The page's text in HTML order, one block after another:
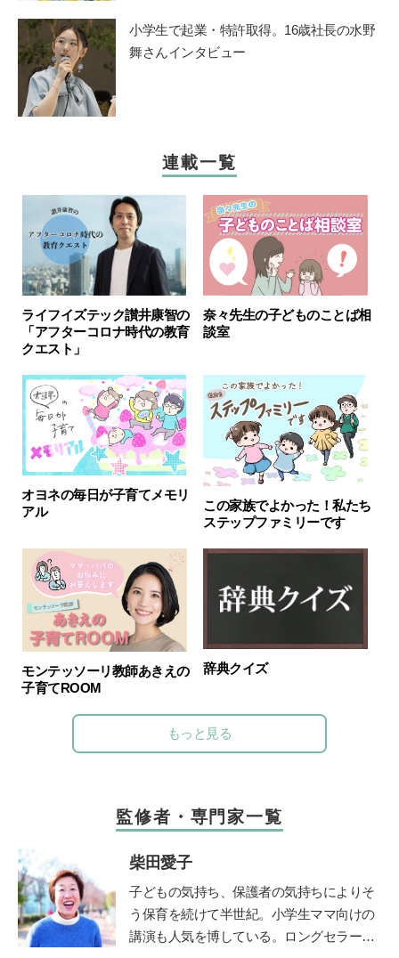
小学生で起業・特許取得。16歳社長の水野
舞さんインタビュー
連載一覧
ライフイズテック讃井康智の
「アフターコロナ時代の教育
クエスト」
奈々先生の子どものことば相
談室
オヨネの毎日が子育てメモリ
アル
この家族でよかった！私たち
ステップファミリーです
モンテッソーリ教師あきえの
子育てROOM
辞典クイズ
もっと見る
監修者・専門家一覧
柴田愛子
子どもの気持ち、保護者の気持ちによりそ
う保育を続けて半世紀。小学生ママ向けの
講演も人気を博している。ロングセラー絵